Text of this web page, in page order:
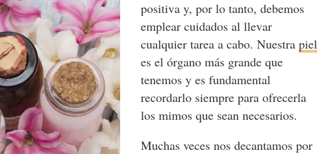
positiva y, por lo tanto, debemos
emplear cuidados al llevar
cualquier tarea a cabo. Nuestrapiel
es el órgano más grande que
tenemos y es fundamental
recordarlo siempre para ofrecerla
los mimos que sean necesarios.
Muchas veces nos decantamos por